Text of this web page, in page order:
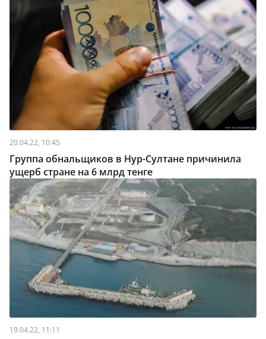
20.04.22, 10:45
Группа обнальщиков в Нур-Султане причинила
ущерб стране на 6 млрд тенге
19.04.22, 11:11